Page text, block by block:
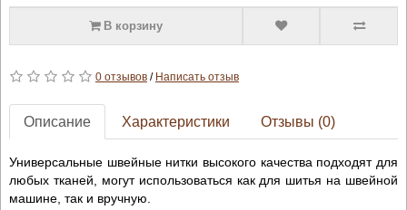
В корзину
0 отзывов/ Написать отзыв
Описание Характеристики Отзывы (0)
Универсальные швейные нитки высокого качества подходят для
любых тканей, могут использоваться как для шитья на швейной
машине, так и вручную.